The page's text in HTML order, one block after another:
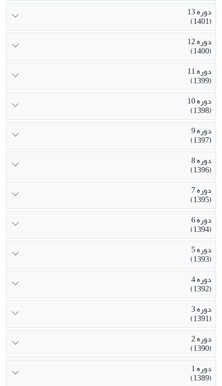
دوره 13
(1401)
دوره 12
(1400)
دوره 11
(1399)
دوره 10
(1398)
دوره 9
(1397)
دوره 8
(1396)
دوره 7
(1395)
دوره 6
(1394)
دوره 5
(1393)
دوره 4
(1392)
دوره 3
(1391)
دوره 2
(1390)
دوره 1
(1389)